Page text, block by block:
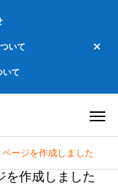
いて
て
ページを作成しました
を作成しました